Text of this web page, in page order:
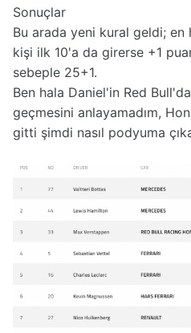
Sonuçlar
Bu arada yeni kural geldi; en
kişi ilk 10'a da girerse +1
sebeple 25+1.
Ben hala Daniel'in Red
geçmesini anlayamadım,
gitti şimdi nasıl podyuma